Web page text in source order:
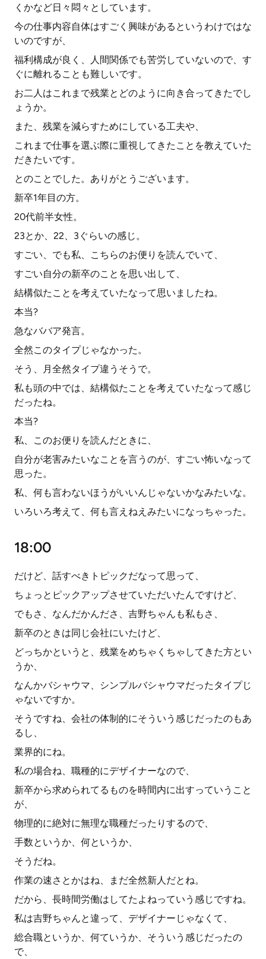
くかなど日々悶々としています。
今の仕事内容自体はすごく興味があるというわけではな
いのですが、
福利構成が良く、人間関係でも苦労していないので、す
ぐに離れることも難しいです。
お二人はこれまで残業とどのように向き合ってきたでし
ょうか。
また、残業を減らすためにしている工夫や、
これまで仕事を選ぶ際に重視してきたことを教えていた
だきたいです。
とのことでした。ありがとうございます。
新卒1年目の方。
20代前半女性。
23とか、22、3ぐらいの感じ。
すごい、でも私、こちらのお便りを読んでいて、
すごい自分の新卒のことを思い出して、
結構似たことを考えていたなって思いましたね。
本当?
急なババア発言。
全然このタイプじゃなかった。
そう、月全然タイプ違うそうで。
私も頭の中では、結構似たことを考えていたなって感じ
だったね。
本当?
私、このお便りを読んだときに、
自分が老害みたいなことを言うのが、すごい怖いなって
思った。
私、何も言わないほうがいいんじゃないかなみたいな。
いろいろ考えて、何も言えねえみたいになっちゃった。
18:00
だけど、話すべきトピックだなって思って、
ちょっとピックアップさせていただいたんですけど、
でもさ、なんだかんださ、吉野ちゃんも私もさ、
新卒のときは同じ会社にいたけど、
どっちかというと、残業をめちゃくちゃしてきた方とい
うか、
なんかバシャウマ、シンプルバシャウマだったタイプじ
ゃないですか。
そうですね、会社の体制的にそういう感じだったのもあ
るし、
業界的にね。
私の場合ね、職種的にデザイナーなので、
新卒から求められてるものを時間内に出すっていうこと
が、
物理的に絶対に無理な職種だったりするので、
手数というか、何というか、
そうだね。
作業の速さとかはね、まだ全然新人だとね。
だから、長時間労働はしてたよねっていう感じですね。
私は吉野ちゃんと違って、デザイナーじゃなくて、
総合職というか、何ていうか、そういう感じだったの
で、